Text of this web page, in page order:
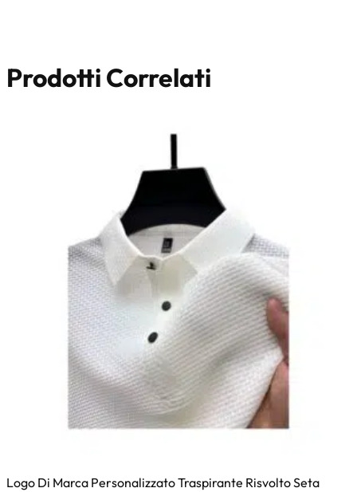
Prodotti Correlati
Logo Di Marca Personalizzato Traspirante Risvolto Seta